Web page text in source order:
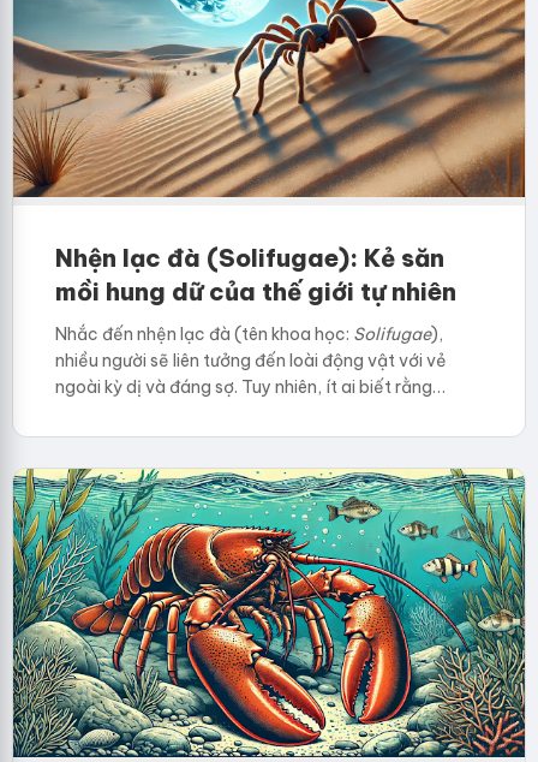
Nhện lạc đà (Solifugae): Kẻ săn
mồi hung dữ của thế giới tự nhiên
Nhắc đến nhện lạc đà (tên khoa học: Solifugae),
nhiều người sẽ liên tưởng đến loài động vật với vẻ
ngoài kỳ dị và đáng sợ. Tuy nhiên, ít ai biết rằng…